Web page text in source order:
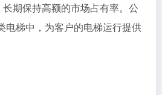
期保持高额的市场占有率。公
电梯中，为客户的电梯运行提供